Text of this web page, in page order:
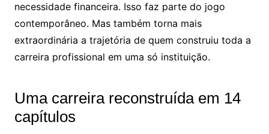
necessidade financeira. Isso faz parte do jogo
contemporâneo. Mas também torna mais
extraordinária a trajetória de quem construiu toda a
carreira profissional em uma só instituição.
Uma carreira reconstruída em 14
capítulos